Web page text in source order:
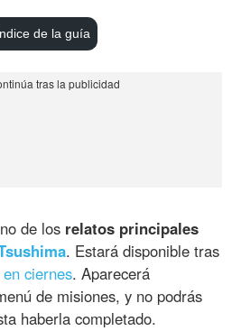
de la guía
de los relatos principales
. Estará disponible tras
ciernes. Aparecerá
de misiones, y no podrás
haberla completado.